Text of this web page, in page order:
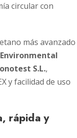
circular con
más avanzado
Environmental
S.L.,
y facilidad de uso
rápida y